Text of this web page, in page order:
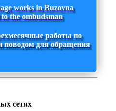
works in Buzovna
the ombudsman
работы по
поводом для обращения
сетях